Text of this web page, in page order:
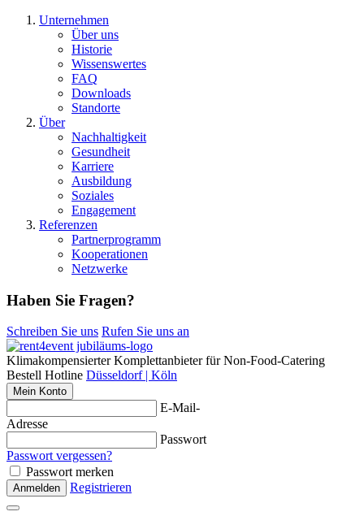
Unternehmen
Über uns
Historie
Wissenswertes
FAQ
Downloads
Standorte
Über
Nachhaltigkeit
Gesundheit
Karriere
Ausbildung
Soziales
Engagement
Referenzen
Partnerprogramm
Kooperationen
Netzwerke
Haben Sie Fragen?
Schreiben Sie uns Rufen Sie uns an
Klimakompensierter Komplettanbieter für Non-Food-Catering
Bestell Hotline Düsseldorf | Köln
Mein Konto
E-Mail-
Adresse
Passwort
Passwort vergessen?
Passwort merken
Anmelden Registrieren